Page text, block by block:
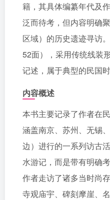
籍，其具体编纂年代及
泛而待考，但内容明确
区域）的历史遗迹寻访
52面），采用传统线装
记述，属于典型的民国
内容概述
本书主要记录了作者在
涵盖南京、苏州、无锡
边）进行的一系列访古
水游记，而是带有明确
作者走访了诸多当时尚
寺观庙宇、碑刻摩崖、